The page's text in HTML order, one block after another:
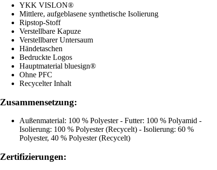
YKK VISLON®
Mittlere, aufgeblasene synthetische Isolierung
Ripstop-Stoff
Verstellbare Kapuze
Verstellbarer Untersaum
Händetaschen
Bedruckte Logos
Hauptmaterial bluesign®
Ohne PFC
Recycelter Inhalt
Zusammensetzung:
Außenmaterial: 100 % Polyester - Futter: 100 % Polyamid -
Isolierung: 100 % Polyester (Recycelt) - Isolierung: 60 %
Polyester, 40 % Polyester (Recycelt)
Zertifizierungen: